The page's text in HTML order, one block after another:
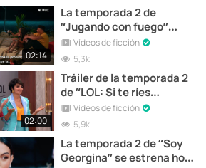
02:14
La temporada 2 de
“Jugando con fuego”
estrena tráiler
Vídeos de ficción
5,3k
02:00
Tráiler de la temporada 2
de “LOL: Si te ríes
pierdes”
Vídeos de ficción
5,9k
La temporada 2 de “Soy
Georgina” se estrena hoy